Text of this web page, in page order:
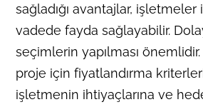
sağladığı avantajlar, işletmeler
vadede fayda sağlayabilir.
seçimlerin yapılması
proje için fiyatlandırma
işletmenin ihtiyaçlarına ve